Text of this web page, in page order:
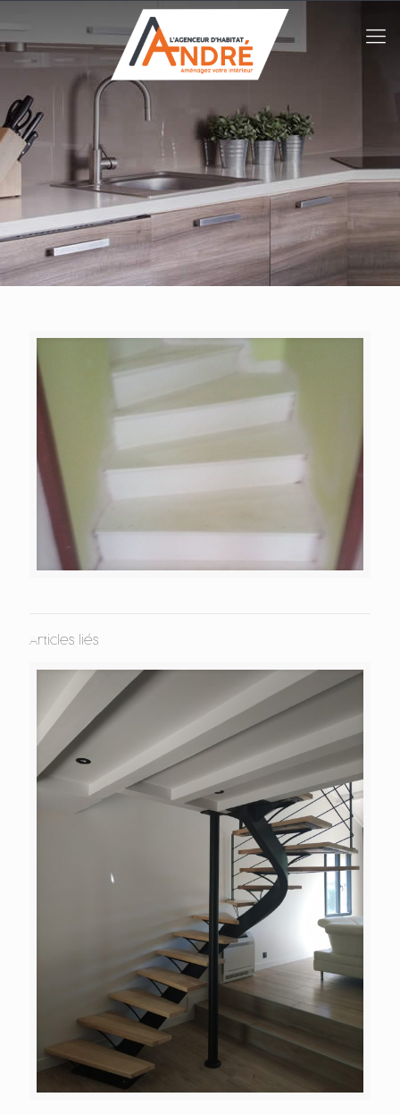
Articles liés